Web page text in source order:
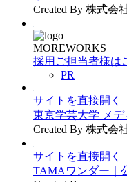
Created By 株式会
MOREWORKS
採用ご担当者様は
PR
サイトを直接開く
東京学芸大学 メデ
Created By 株式会
サイトを直接開く
TAMAワンダー｜